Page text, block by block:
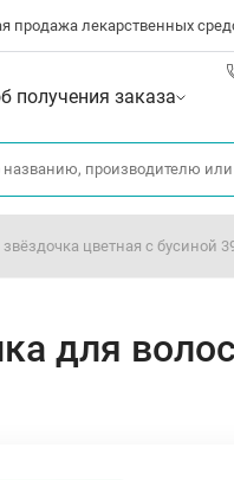
продажа лекарственных
получения заказа
цветная с бусиной
для